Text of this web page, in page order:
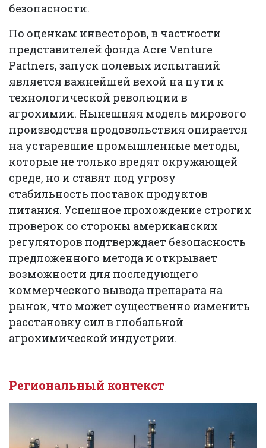
безопасности.
По оценкам инвесторов, в частности
представителей фонда Acre Venture
Partners, запуск полевых испытаний
является важнейшей вехой на пути к
технологической революции в
агрохимии. Нынешняя модель мирового
производства продовольствия опирается
на устаревшие промышленные методы,
которые не только вредят окружающей
среде, но и ставят под угрозу
стабильность поставок продуктов
питания. Успешное прохождение строгих
проверок со стороны американских
регуляторов подтверждает безопасность
предложенного метода и открывает
возможности для последующего
коммерческого вывода препарата на
рынок, что может существенно изменить
расстановку сил в глобальной
агрохимической индустрии.
Региональный контекст